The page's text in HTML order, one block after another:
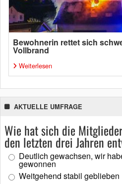
Bewohnerin rettet sich
Vollbrand
Weiterlesen
AKTUELLE UMFRAGE
Wie hat sich die
den letzten drei Jahren
Deutlich gewachsen, wir
gewonnen
Weitgehend stabil geblieben